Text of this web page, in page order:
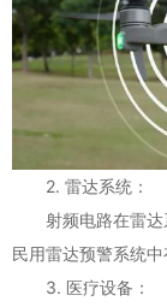
2. 雷达系统：
射频电路在雷达
民用雷达预警系统中
3. 医疗设备：